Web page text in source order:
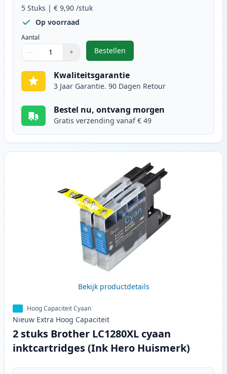
5 Stuks | € 9,90 /stuk
Op voorraad
Aantal
Gebruik de knoppen om aan te passen
− +
1
Bestellen
,5 stuks Brother LC1280XL
Kwaliteitsgarantie
3 Jaar Garantie. 90 Dagen Retour
Bestel nu, ontvang morgen
Gratis verzending vanaf € 49
Bekijk productdetails
Hoog Capaciteit Cyaan
Nieuw Extra Hoog Capaciteit
2 stuks Brother LC1280XL cyaan
inktcartridges (Ink Hero Huismerk)